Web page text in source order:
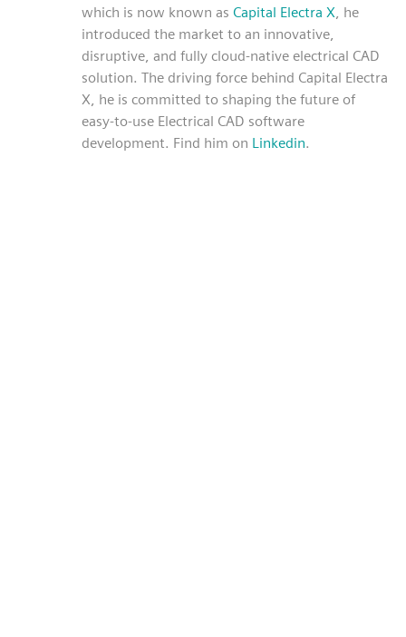
which is now known as Capital Electra X , he
introduced the market to an innovative,
disruptive, and fully cloud-native electrical CAD
solution. The driving force behind Capital Electra
X, he is committed to shaping the future of
easy-to-use Electrical CAD software
development. Find him on Linkedin.